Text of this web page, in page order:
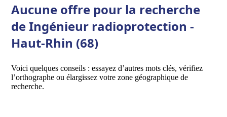
Aucune offre pour la recherche
de Ingénieur radioprotection -
Haut-Rhin (68)
Voici quelques conseils : essayez d’autres mots clés, vérifiez
l’orthographe ou élargissez votre zone géographique de
recherche.